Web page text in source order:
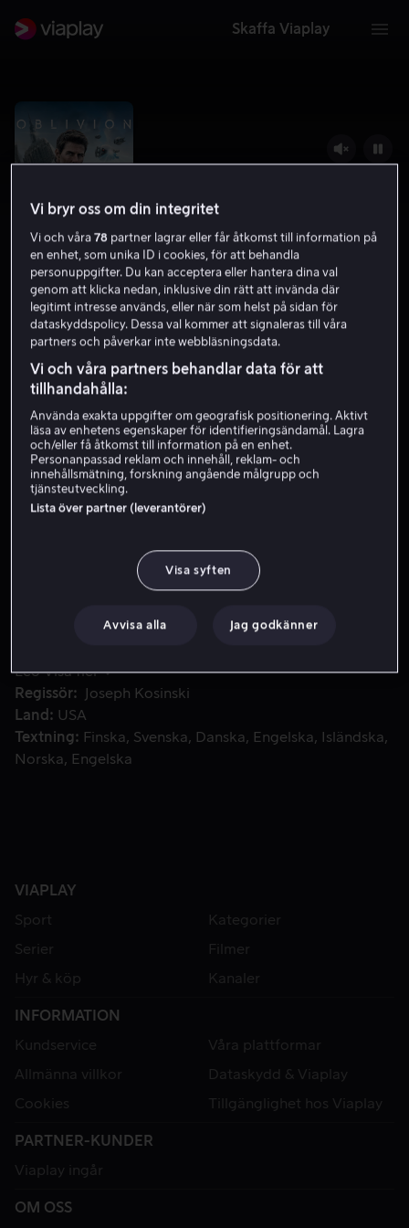
Skaffa Viaplay
Oblivion
HD
Skaffa Viaplay
I en avlägsen framtid där jorden inte längre är sig lik är
I en avlägsen framtid där jorden inte längre är sig lik är
planeten. Jacks värld vänds upp och ner när han räddar
en vacker främling vars rymdskepp har kraschat på
Medverkande
Tom Cruise Andrea Riseborough
Leo Visa fler
Regissör
Joseph Kosinski
Land
USA
Textning
Finska Svenska Danska Engelska
Isländska
Norska
Engelska
VIAPLAY
Sport
Kategorier
Serier
Filmer
Hyr & köp
Kanaler
INFORMATION
Kundservice
Våra plattformar
Allmänna villkor
Dataskydd & Viaplay
Cookies
Tillgänglighet hos Viaplay
PARTNER-KUNDER
Viaplay ingår
OM OSS
Vi bryr oss om din integritet
Vi och våra78 partner lagrar eller får åtkomst till information på
en enhet, som unika ID i cookies, för att behandla
personuppgifter. Du kan acceptera eller hantera dina val
genom att klicka nedan, inklusive din rätt att invända där
legitimt intresse används, eller när som helst på sidan för
dataskyddspolicy. Dessa val kommer att signaleras till våra
partners och påverkar inte webbläsningsdata.
Vi och våra partners behandlar data för att
tillhandahålla:
Använda exakta uppgifter om geografisk positionering. Aktivt
läsa av enhetens egenskaper för identifieringsändamål. Lagra
och/eller få åtkomst till information på en enhet.
Personanpassad reklam och innehåll, reklam- och
innehållsmätning, forskning angående målgrupp och
tjänsteutveckling.
Lista över partner (leverantörer)
Visa syften
Avvisa alla Jag godkänner